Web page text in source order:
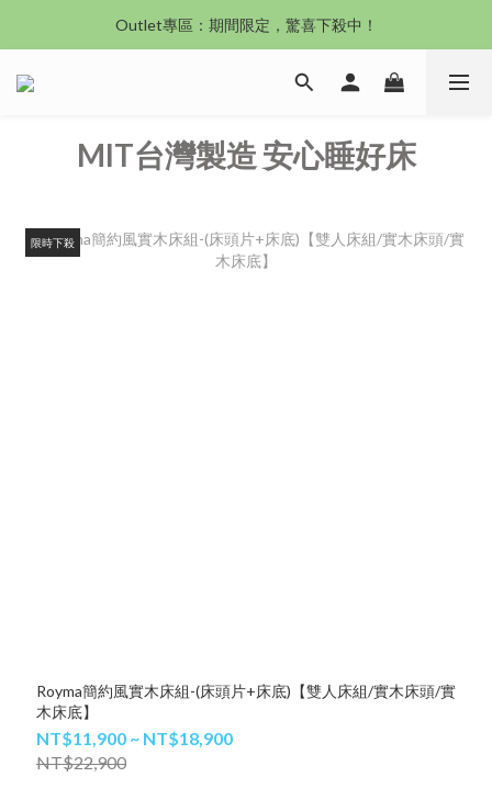
沙發新登場｜想躺就躺，頭等艙到商務艙一次擁有
Outlet專區：期間限定，驚喜下殺中！
沙發新登場｜想躺就躺，頭等艙到商務艙一次擁有
MIT台灣製造 安心睡好床
限時下殺
Royma簡約風實木床組-(床頭片+床底)【雙人床組/實木床頭/實
木床底】
NT$11,900 ~ NT$18,900
NT$22,900